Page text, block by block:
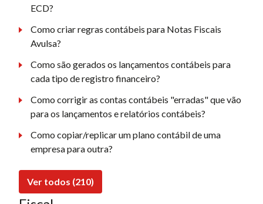
ECD?
Como criar regras contábeis para Notas Fiscais
Avulsa?
Como são gerados os lançamentos contábeis para
cada tipo de registro financeiro?
Como corrigir as contas contábeis "erradas" que vão
para os lançamentos e relatórios contábeis?
Como copiar/replicar um plano contábil de uma
empresa para outra?
Ver todos (210)